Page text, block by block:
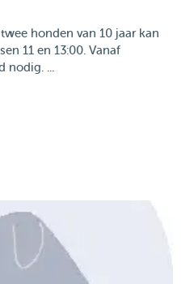
honden van 10 jaar kan
11 en 13:00. Vanaf
nodig. ...